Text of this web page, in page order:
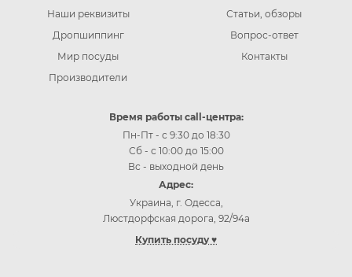
Наши реквизиты
Дропшиппинг
Мир посуды
Производители
Статьи, обзоры
Вопрос-ответ
Контакты
Время работы call-центра:
Пн-Пт - с 9:30 до 18:30
Сб - с 10:00 до 15:00
Вс - выходной день
Адрес:
Украина, г. Одесса,
Люстдорфская дорога, 92/94а
Купить посуду ♥